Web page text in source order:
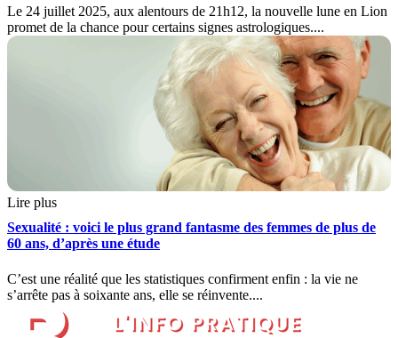
Le 24 juillet 2025, aux alentours de 21h12, la nouvelle lune en Lion
promet de la chance pour certains signes astrologiques....
Lire plus
Sexualité : voici le plus grand fantasme des femmes de plus de
60 ans, d’après une étude
C’est une réalité que les statistiques confirment enfin : la vie ne
s’arrête pas à soixante ans, elle se réinvente....